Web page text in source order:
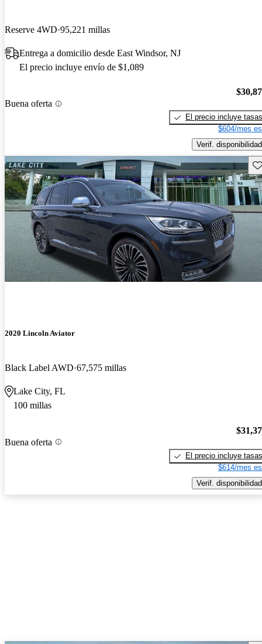
Reserve 4WD 95,221 millas
Entrega a domicilio desde East Windsor, NJ
El precio incluye envío de $1,089
Buena oferta
El precio incluye tasas
$604/mes
Verif. disponibilidad
2020 Lincoln Aviator
Black Label AWD 67,575 millas
Lake City, FL
100 millas
Buena oferta
El precio incluye tasas
$614/mes
Verif. disponibilidad